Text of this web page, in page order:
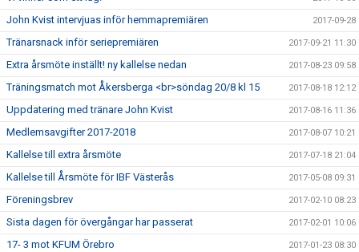
John Kvist intervjuas inför hemmapremiären 2017-09-28
Tränarsnack inför seriepremiären 2017-09-21 11:30
Extra årsmöte inställt! ny kallelse nedan 2017-08-23 09:58
Träningsmatch mot Åkersberga <br>söndag 20/8 kl 15 2017-08-18 12:12
Uppdatering med tränare John Kvist 2017-08-16 11:36
Medlemsavgifter 2017-2018 2017-08-07 10:21
Kallelse till extra årsmöte 2017-07-18 21:04
Kallelse till Årsmöte för IBF Västerås 2017-05-08 09:31
Föreningsbrev 2017-02-10 08:23
Sista dagen för övergångar har passerat 2017-02-01 10:06
17- 3 mot KFUM Örebro 2017-01-23 08:30